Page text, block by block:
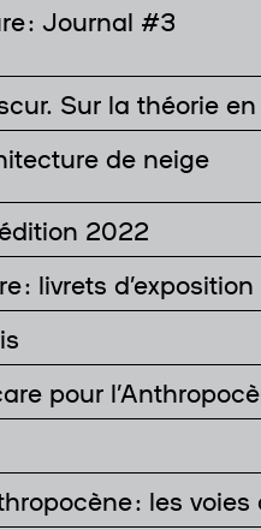
: Journal #3
Sur la théorie
de neige
2022
: livrets d’exposition
pour
: les